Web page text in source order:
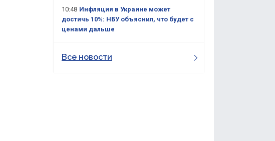
10:48 Инфляция в Украине может
достичь 10%: НБУ объяснил, что будет с
ценами дальше
Все новости